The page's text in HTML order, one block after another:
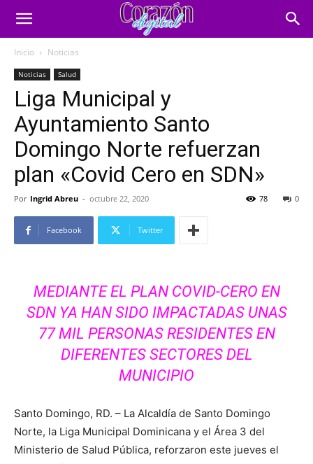
Inicio Noticias
Noticias Salud
Liga Municipal y
Ayuntamiento Santo
Domingo Norte refuerzan
plan «Covid Cero en SDN»
Por Ingrid Abreu - octubre 22, 2020 0
78
Facebook Twitter
MEDIANTE EL PLAN COVID-CERO EN
SDN YA HAN SIDO IMPACTADAS UNAS
77 MIL PERSONAS RESIDENTES EN
DIFERENTES SECTORES DEL
MUNICIPIO
Santo Domingo, RD. – La Alcaldía de Santo Domingo
Norte, la Liga Municipal Dominicana y el Área 3 del
Ministerio de Salud Pública, reforzaron este jueves el